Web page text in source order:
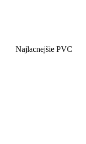
Najlacnejšie PVC